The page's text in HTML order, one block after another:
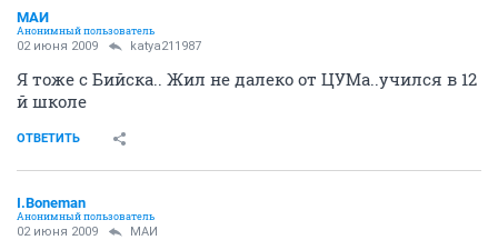
МАИ
Анонимный пользователь
02 июня 2009 katya211987
Я тоже с Бийска.. Жил не далеко от ЦУМа..учился в 12
й школе
ОТВЕТИТЬ
I.Boneman
Анонимный пользователь
02 июня 2009 МАИ